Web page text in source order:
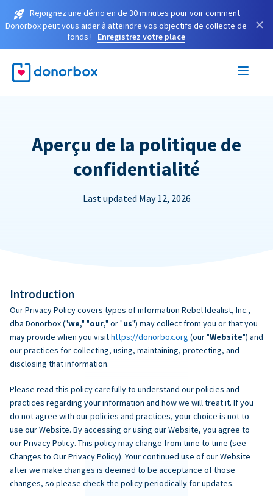
Rejoignez une démo en de 30 minutes pour voir comment
Donorbox peut vous aider à atteindre vos objectifs de collecte de
fonds !
Enregistrez votre place
×
Aperçu de la politique de
confidentialité
Last updated May 12, 2026
Introduction
Our Privacy Policy covers types of information Rebel Idealist, Inc.,
dba Donorbox ("we," "our," or "us") may collect from you or that you
may provide when you visithttps://donorbox.org (our "Website") and
our practices for collecting, using, maintaining, protecting, and
disclosing that information.
Please read this policy carefully to understand our policies and
practices regarding your information and how we will treat it. If you
do not agree with our policies and practices, your choice is not to
use our Website. By accessing or using our Website, you agree to
our Privacy Policy. This policy may change from time to time (see
Changes to Our Privacy Policy). Your continued use of our Website
after we make changes is deemed to be acceptance of those
changes, so please check the policy periodically for updates.